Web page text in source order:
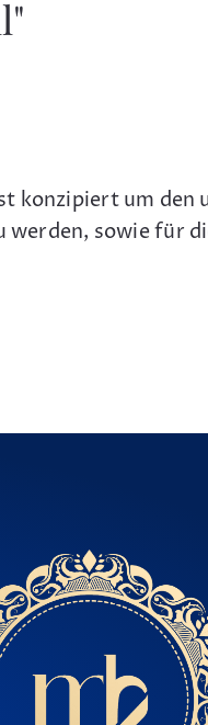
konzipiert um den
werden, sowie für